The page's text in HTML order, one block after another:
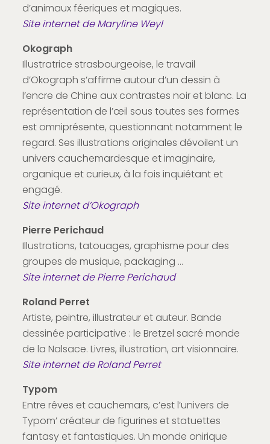
d’animaux féeriques et magiques.
Site internet de Maryline Weyl
Okograph
Illustratrice strasbourgeoise, le travail
d’Okograph s’affirme autour d’un dessin à
l’encre de Chine aux contrastes noir et blanc. La
représentation de l’œil sous toutes ses formes
est omniprésente, questionnant notamment le
regard. Ses illustrations originales dévoilent un
univers cauchemardesque et imaginaire,
organique et curieux, à la fois inquiétant et
engagé.
Site internet d’Okograph
Pierre Perichaud
Illustrations, tatouages, graphisme pour des
groupes de musique, packaging …
Site internet de Pierre Perichaud
Roland Perret
Artiste, peintre, illustrateur et auteur. Bande
dessinée participative : le Bretzel sacré monde
de la Nalsace. Livres, illustration, art visionnaire.
Site internet de Roland Perret
Typom
Entre rêves et cauchemars, c’est l’univers de
Typom’ créateur de figurines et statuettes
fantasy et fantastiques. Un monde onirique